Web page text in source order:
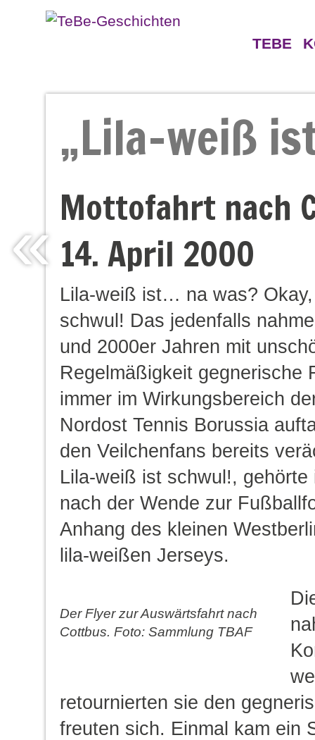
TEBE
Geschichten
«
„Lila-weiß
Mottofahrt nach
14. April 2000
Lila-weiß ist… na was?
schwul! Das jedenfalls
und 2000er Jahren mit
Regelmäßigkeit gegnerische
immer im Wirkungsbereich
Nordost Tennis Borussia
den Veilchenfans bereits
Lila-weiß ist schwul!, gehörte
nach der Wende zur
Anhang des kleinen
lila-weißen Jerseys.
Der Flyer zur Auswärtsfahrt nach
Cottbus. Foto: Sammlung TBAF
retournierten sie den
freuten sich. Einmal kam ein